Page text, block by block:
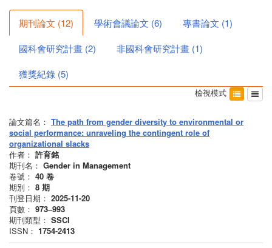
期刊論文 (12) 學術會議論文 (6) 專書論文 (1)
國科會研究計畫 (2) 非國科會研究計畫 (1)
獲獎紀錄 (5)
檢視模式
論文篇名： The path from gender diversity to environmental or
social performance: unraveling the contingent role of
organizational slacks
作者： 許育銘
期刊名： Gender in Management
卷號： 40 卷
期別： 8 期
刊登日期： 2025-11-20
頁數： 973–993
期刊類型： SSCI
ISSN： 1754-2413